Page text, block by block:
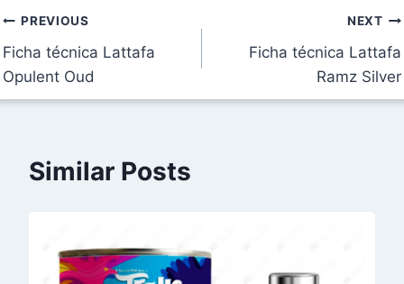
Navegación
de
entradas
PREVIOUS
Ficha técnica Lattafa
Opulent Oud
NEXT
Ficha técnica Lattafa
Ramz Silver
Similar Posts